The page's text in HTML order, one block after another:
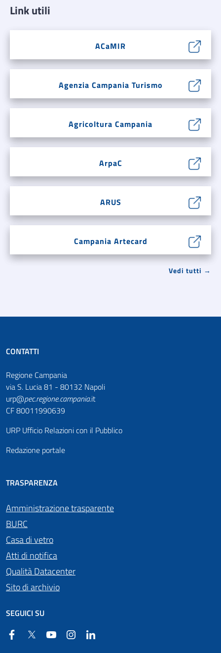
Link utili
ACaMIR
Agenzia Campania Turismo
Agricoltura Campania
ArpaC
ARUS
Campania Artecard
Vedi tutti →
CONTATTI
Regione Campania
via S. Lucia 81 - 80132 Napoli
urp@pec.regione.campania.it
CF 80011990639
URP Ufficio Relazioni con il Pubblico
Redazione portale
TRASPARENZA
Amministrazione trasparente
BURC
Casa di vetro
Atti di notifica
Qualità Datacenter
Sito di archivio
SEGUICI SU
FacebookTwitter YouTube Instagram